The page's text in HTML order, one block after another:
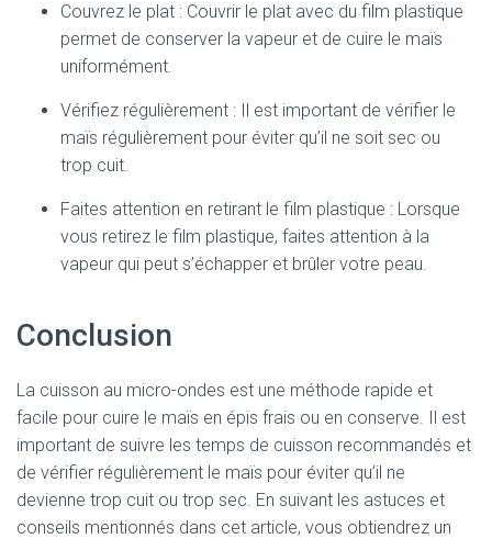
Couvrez le plat : Couvrir le plat avec du film plastique
permet de conserver la vapeur et de cuire le maïs
uniformément.
Vérifiez régulièrement : Il est important de vérifier le
maïs régulièrement pour éviter qu’il ne soit sec ou
trop cuit.
Faites attention en retirant le film plastique : Lorsque
vous retirez le film plastique, faites attention à la
vapeur qui peut s’échapper et brûler votre peau.
Conclusion
La cuisson au micro-ondes est une méthode rapide et
facile pour cuire le maïs en épis frais ou en conserve. Il est
important de suivre les temps de cuisson recommandés et
de vérifier régulièrement le maïs pour éviter qu’il ne
devienne trop cuit ou trop sec. En suivant les astuces et
conseils mentionnés dans cet article, vous obtiendrez un